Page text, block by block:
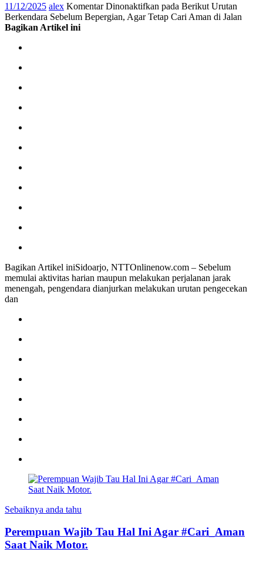
11/12/2025 alex Komentar Dinonaktifkan pada Berikut Urutan
Berkendara Sebelum Bepergian, Agar Tetap Cari Aman di Jalan
Bagikan Artikel ini
Bagikan Artikel iniSidoarjo, NTTOnlinenow.com – Sebelum
memulai aktivitas harian maupun melakukan perjalanan jarak
menengah, pengendara dianjurkan melakukan urutan pengecekan
dan
Sebaiknya anda tahu
Perempuan Wajib Tau Hal Ini Agar #Cari_Aman
Saat Naik Motor.